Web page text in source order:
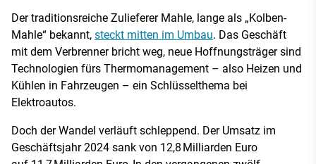
Der traditionsreiche Zulieferer Mahle, lange als „Kolben-
Mahle“ bekannt, steckt mitten im Umbau. Das Geschäft
mit dem Verbrenner bricht weg, neue Hoffnungsträger sind
Technologien fürs Thermomanagement – also Heizen und
Kühlen in Fahrzeugen – ein Schlüsselthema bei
Elektroautos.
Doch der Wandel verläuft schleppend. Der Umsatz im
Geschäftsjahr 2024 sank von 12,8 Milliarden Euro